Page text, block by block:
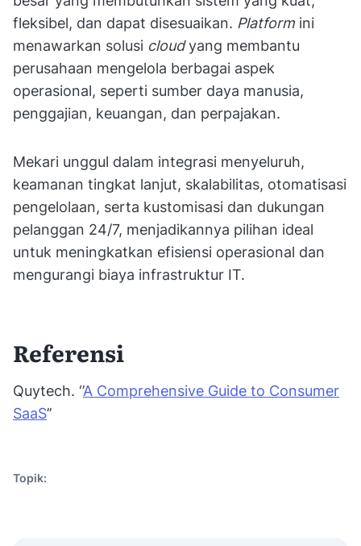
fleksibel, dan dapat disesuaikan. Platform ini
menawarkan solusi cloudyang membantu
perusahaan mengelola berbagai aspek
operasional, seperti sumber daya manusia,
penggajian, keuangan, dan perpajakan.
Mekari unggul dalam integrasi menyeluruh,
keamanan tingkat lanjut, skalabilitas, otomatisasi
pengelolaan, serta kustomisasi dan dukungan
pelanggan 24/7, menjadikannya pilihan ideal
untuk meningkatkan efisiensi operasional dan
mengurangi biaya infrastruktur IT.
Referensi
Quytech. ‘’A Comprehensive Guide to Consumer
SaaS’’
Topik: